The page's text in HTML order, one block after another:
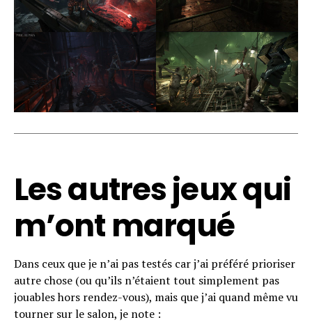
Les autres jeux qui
m’ont marqué
Dans ceux que je n’ai pas testés car j’ai préféré prioriser
autre chose (ou qu’ils n’étaient tout simplement pas
jouables hors rendez-vous), mais que j’ai quand même vu
tourner sur le salon, je note :